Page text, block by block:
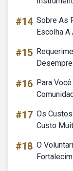
#14 Sobre As
Escolha A
#15
#16 Para
#17 Os
Custo
#18 O